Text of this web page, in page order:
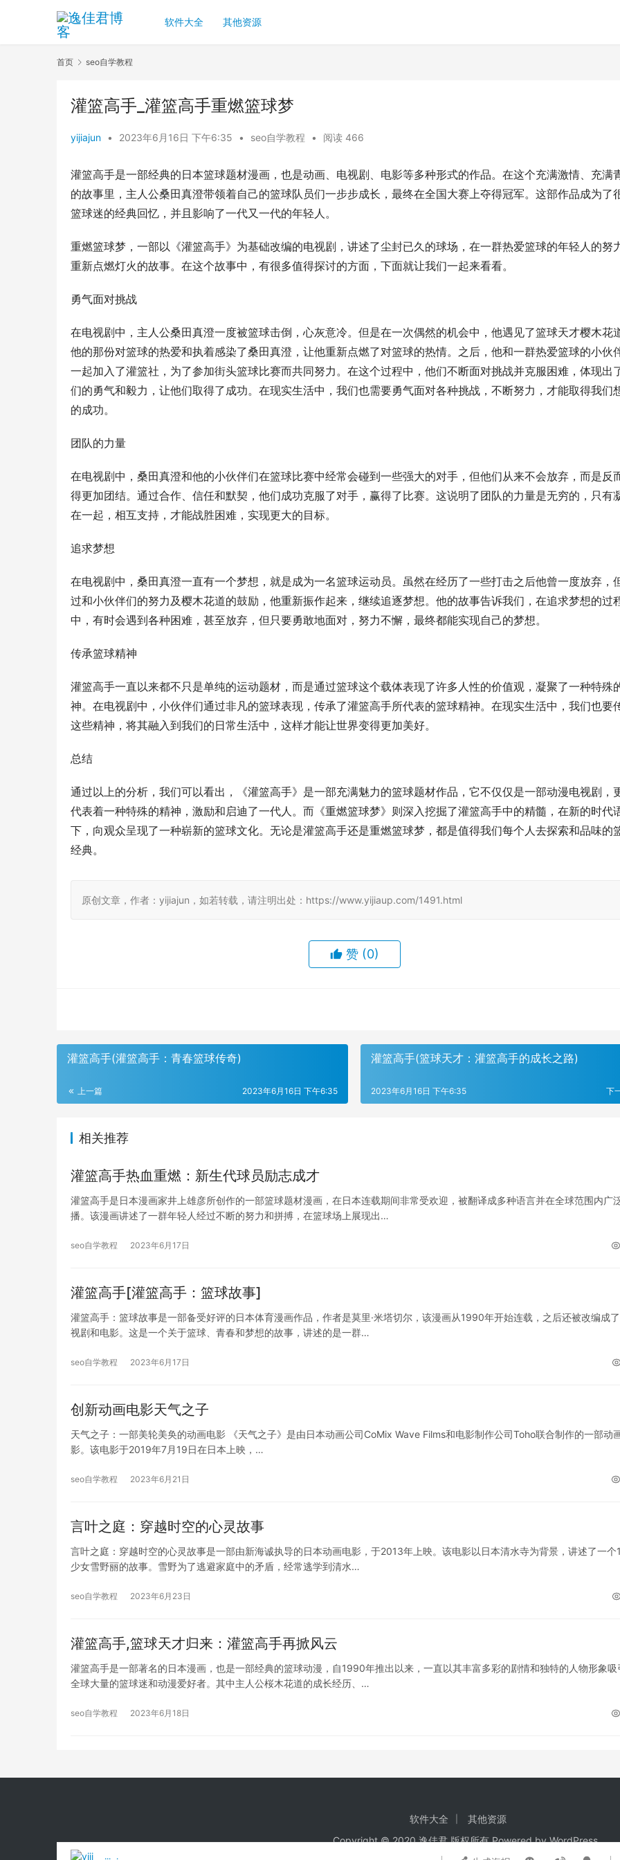
软件大全 其他资源
首页 seo自学教程
灌篮高手_灌篮高手重燃篮球梦
yijiajun • 2023年6月16日 下午6:35 • seo自学教程 • 阅读 466
灌篮高手是一部经典的日本篮球题材漫画，也是动画、电视剧、电影等多种形式的作品。在这个充满激情、充满
的故事里，主人公桑田真澄带领着自己的篮球队员们一步步成长，最终在全国大赛上夺得冠军。这部作品成为了
篮球迷的经典回忆，并且影响了一代又一代的年轻人。
重燃篮球梦，一部以《灌篮高手》为基础改编的电视剧，讲述了尘封已久的球场，在一群热爱篮球的年轻人的努
重新点燃灯火的故事。在这个故事中，有很多值得探讨的方面，下面就让我们一起来看看。
勇气面对挑战
在电视剧中，主人公桑田真澄一度被篮球击倒，心灰意冷。但是在一次偶然的机会中，他遇见了篮球天才樱木花
他的那份对篮球的热爱和执着感染了桑田真澄，让他重新点燃了对篮球的热情。之后，他和一群热爱篮球的小伙
一起加入了灌篮社，为了参加街头篮球比赛而共同努力。在这个过程中，他们不断面对挑战并克服困难，体现出
们的勇气和毅力，让他们取得了成功。在现实生活中，我们也需要勇气面对各种挑战，不断努力，才能取得我们
的成功。
团队的力量
在电视剧中，桑田真澄和他的小伙伴们在篮球比赛中经常会碰到一些强大的对手，但他们从来不会放弃，而是反
得更加团结。通过合作、信任和默契，他们成功克服了对手，赢得了比赛。这说明了团队的力量是无穷的，只有
在一起，相互支持，才能战胜困难，实现更大的目标。
追求梦想
在电视剧中，桑田真澄一直有一个梦想，就是成为一名篮球运动员。虽然在经历了一些打击之后他曾一度放弃，
过和小伙伴们的努力及樱木花道的鼓励，他重新振作起来，继续追逐梦想。他的故事告诉我们，在追求梦想的过
中，有时会遇到各种困难，甚至放弃，但只要勇敢地面对，努力不懈，最终都能实现自己的梦想。
传承篮球精神
灌篮高手一直以来都不只是单纯的运动题材，而是通过篮球这个载体表现了许多人性的价值观，凝聚了一种特殊
神。在电视剧中，小伙伴们通过非凡的篮球表现，传承了灌篮高手所代表的篮球精神。在现实生活中，我们也要
这些精神，将其融入到我们的日常生活中，这样才能让世界变得更加美好。
总结
通过以上的分析，我们可以看出，《灌篮高手》是一部充满魅力的篮球题材作品，它不仅仅是一部动漫电视剧，
代表着一种特殊的精神，激励和启迪了一代人。而《重燃篮球梦》则深入挖掘了灌篮高手中的精髓，在新的时代
下，向观众呈现了一种崭新的篮球文化。无论是灌篮高手还是重燃篮球梦，都是值得我们每个人去探索和品味的
经典。
原创文章，作者：yijiajun，如若转载，请注明出处：https://www.yijiaup.com/1491.html
赞 (0)
灌篮高手(灌篮高手：青春篮球传奇)
上一篇 2023年6月16日 下午6:35
灌篮高手(篮球天才：灌篮高手的成长之路)
下
2023年6月16日 下午6:35
相关推荐
灌篮高手热血重燃：新生代球员励志成才
灌篮高手是日本漫画家井上雄彦所创作的一部篮球题材漫画，在日本连载期间非常受欢迎，被翻译成多种语言并在全球范围内广
播。该漫画讲述了一群年轻人经过不断的努力和拼搏，在篮球场上展现出…
seo自学教程 2023年6月17日
灌篮高手[灌篮高手：篮球故事]
灌篮高手：篮球故事是一部备受好评的日本体育漫画作品，作者是莫里·米塔切尔，该漫画从1990年开始连载，之后还被改编成
视剧和电影。这是一个关于篮球、青春和梦想的故事，讲述的是一群…
seo自学教程 2023年6月17日
创新动画电影天气之子
天气之子：一部美轮美奂的动画电影 《天气之子》是由日本动画公司CoMix Wave Films和电影制作公司Toho联合制作的一部动
影。该电影于2019年7月19日在日本上映，…
seo自学教程 2023年6月21日
言叶之庭：穿越时空的心灵故事
言叶之庭：穿越时空的心灵故事是一部由新海诚执导的日本动画电影，于2013年上映。该电影以日本清水寺为背景，讲述了一个
少女雪野丽的故事。雪野为了逃避家庭中的矛盾，经常逃学到清水…
seo自学教程 2023年6月23日
灌篮高手,篮球天才归来：灌篮高手再掀风云
灌篮高手是一部著名的日本漫画，也是一部经典的篮球动漫，自1990年推出以来，一直以其丰富多彩的剧情和独特的人物形象吸
全球大量的篮球迷和动漫爱好者。其中主人公桜木花道的成长经历、…
seo自学教程 2023年6月18日
软件大全
其他资源
Copyright © 2020 逸佳君 版权所有 Powered byWordPress